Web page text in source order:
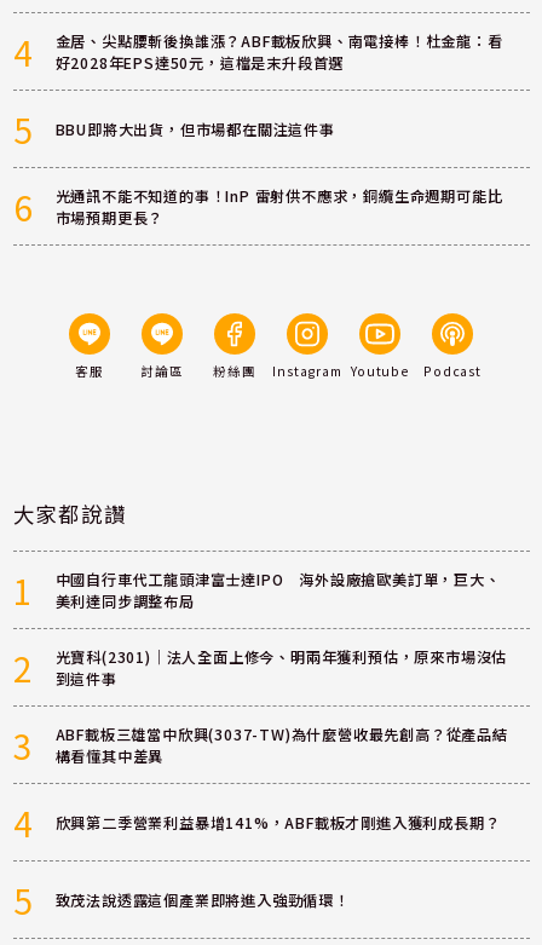
4
金居、尖點腰斬後換誰漲？ABF載板欣興、南電接棒！杜金龍：看
好2028年EPS達50元，這檔是末升段首選
5 BBU即將大出貨，但市場都在關注這件事
6
光通訊不能不知道的事！InP 雷射供不應求，銅纜生命週期可能比
市場預期更長？
客服 討論區 粉絲團 Instagram Youtube Podcast
大家都說讚
1
中國自行車代工龍頭津富士達IPO 海外設廠搶歐美訂單，巨大、
美利達同步調整布局
2
光寶科(2301)｜法人全面上修今、明兩年獲利預估，原來市場沒估
到這件事
3
ABF載板三雄當中欣興(3037-TW)為什麼營收最先創高？從產品結
構看懂其中差異
4 欣興第二季營業利益暴增141%，ABF載板才剛進入獲利成長期？
5 致茂法說透露這個產業即將進入強勁循環！